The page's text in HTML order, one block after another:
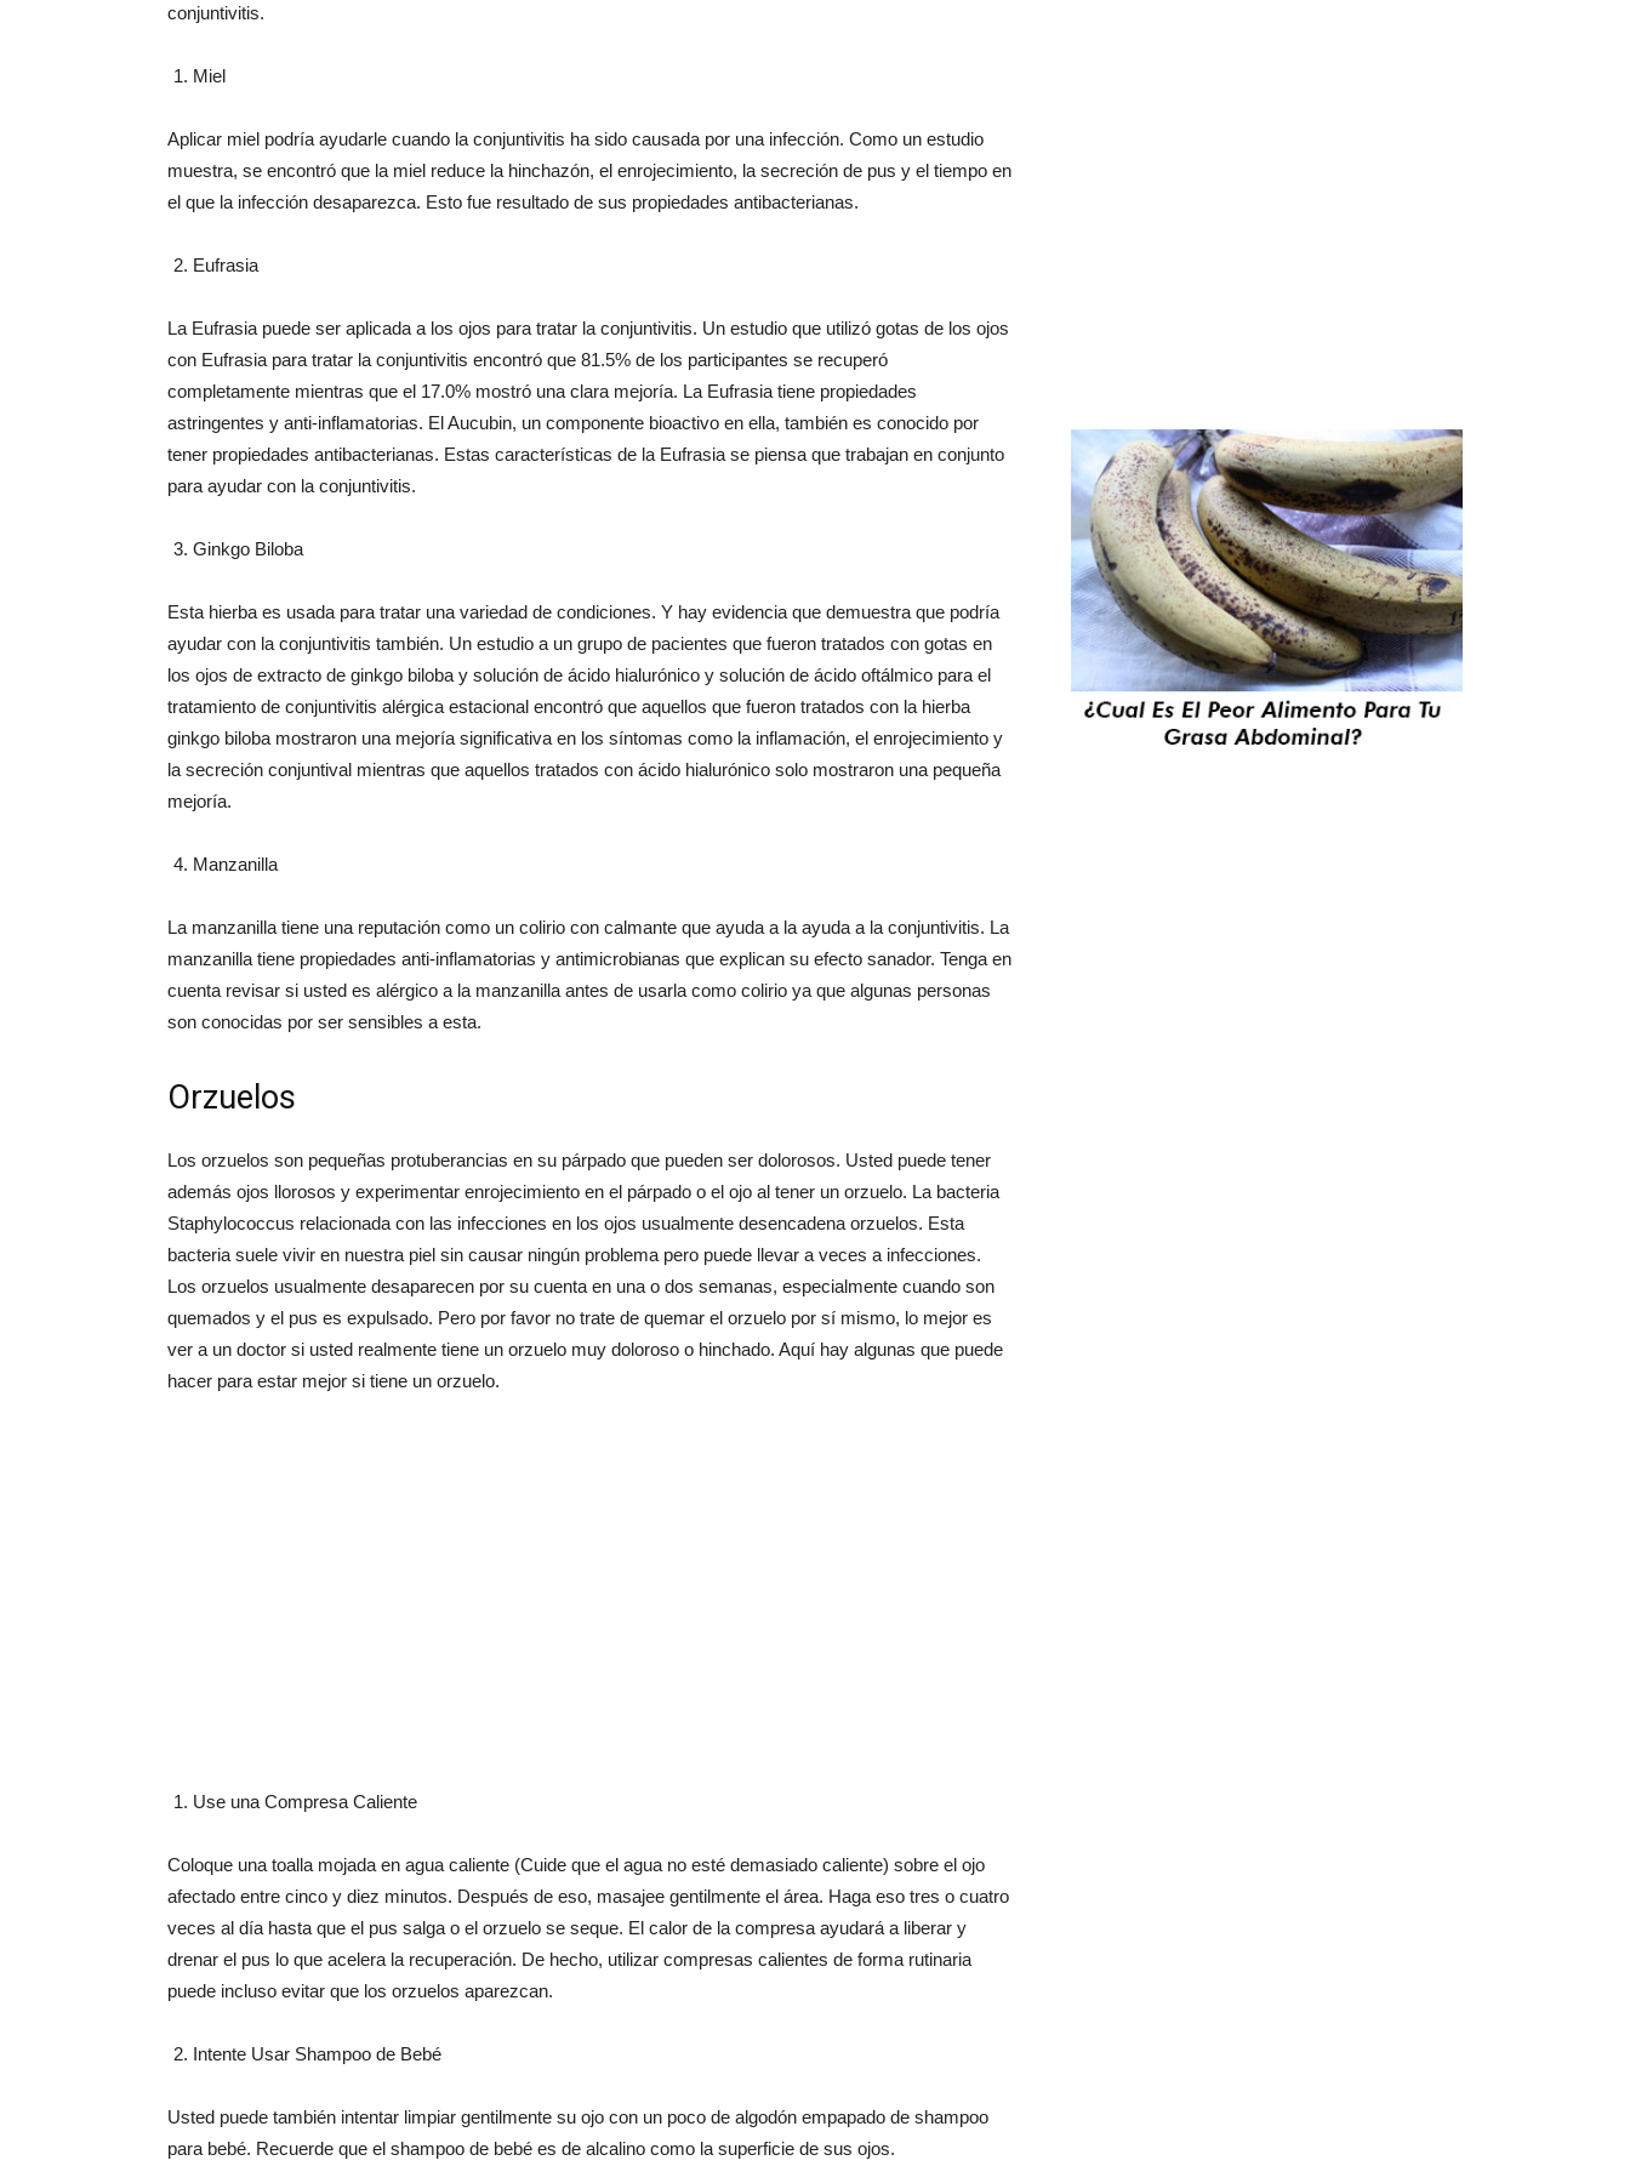
conjuntivitis.
Miel
Aplicar miel podría ayudarle cuando la conjuntivitis ha sido causada por una infección. Como un estudio
muestra, se encontró que la miel reduce la hinchazón, el enrojecimiento, la secreción de pus y el tiempo en
el que la infección desaparezca. Esto fue resultado de sus propiedades antibacterianas.
Eufrasia
La Eufrasia puede ser aplicada a los ojos para tratar la conjuntivitis. Un estudio que utilizó gotas de los ojos
con Eufrasia para tratar la conjuntivitis encontró que 81.5% de los participantes se recuperó
completamente mientras que el 17.0% mostró una clara mejoría. La Eufrasia tiene propiedades
astringentes y anti-inflamatorias. El Aucubin, un componente bioactivo en ella, también es conocido por
tener propiedades antibacterianas. Estas características de la Eufrasia se piensa que trabajan en conjunto
para ayudar con la conjuntivitis.
Ginkgo Biloba
Esta hierba es usada para tratar una variedad de condiciones. Y hay evidencia que demuestra que podría
ayudar con la conjuntivitis también. Un estudio a un grupo de pacientes que fueron tratados con gotas en
los ojos de extracto de ginkgo biloba y solución de ácido hialurónico y solución de ácido oftálmico para el
tratamiento de conjuntivitis alérgica estacional encontró que aquellos que fueron tratados con la hierba
ginkgo biloba mostraron una mejoría significativa en los síntomas como la inflamación, el enrojecimiento y
la secreción conjuntival mientras que aquellos tratados con ácido hialurónico solo mostraron una pequeña
mejoría.
Manzanilla
La manzanilla tiene una reputación como un colirio con calmante que ayuda a la ayuda a la conjuntivitis. La
manzanilla tiene propiedades anti-inflamatorias y antimicrobianas que explican su efecto sanador. Tenga en
cuenta revisar si usted es alérgico a la manzanilla antes de usarla como colirio ya que algunas personas
son conocidas por ser sensibles a esta.
Orzuelos
Los orzuelos son pequeñas protuberancias en su párpado que pueden ser dolorosos. Usted puede tener
además ojos llorosos y experimentar enrojecimiento en el párpado o el ojo al tener un orzuelo. La bacteria
Staphylococcus relacionada con las infecciones en los ojos usualmente desencadena orzuelos. Esta
bacteria suele vivir en nuestra piel sin causar ningún problema pero puede llevar a veces a infecciones.
Los orzuelos usualmente desaparecen por su cuenta en una o dos semanas, especialmente cuando son
quemados y el pus es expulsado. Pero por favor no trate de quemar el orzuelo por sí mismo, lo mejor es
ver a un doctor si usted realmente tiene un orzuelo muy doloroso o hinchado. Aquí hay algunas que puede
hacer para estar mejor si tiene un orzuelo.
Use una Compresa Caliente
Coloque una toalla mojada en agua caliente (Cuide que el agua no esté demasiado caliente) sobre el ojo
afectado entre cinco y diez minutos. Después de eso, masajee gentilmente el área. Haga eso tres o cuatro
veces al día hasta que el pus salga o el orzuelo se seque. El calor de la compresa ayudará a liberar y
drenar el pus lo que acelera la recuperación. De hecho, utilizar compresas calientes de forma rutinaria
puede incluso evitar que los orzuelos aparezcan.
Intente Usar Shampoo de Bebé
Usted puede también intentar limpiar gentilmente su ojo con un poco de algodón empapado de shampoo
para bebé. Recuerde que el shampoo de bebé es de alcalino como la superficie de sus ojos.